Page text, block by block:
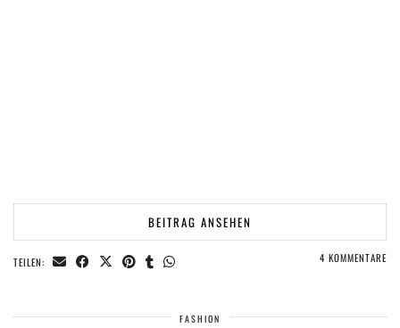
BEITRAG ANSEHEN
TEILEN: 4 KOMMENTARE
FASHION